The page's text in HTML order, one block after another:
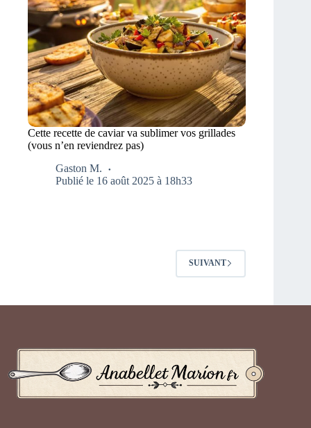
Cette recette de caviar va sublimer vos grillades
(vous n’en reviendrez pas)
Gaston M.
Publié le 16 août 2025 à 18h33
SUIVANT